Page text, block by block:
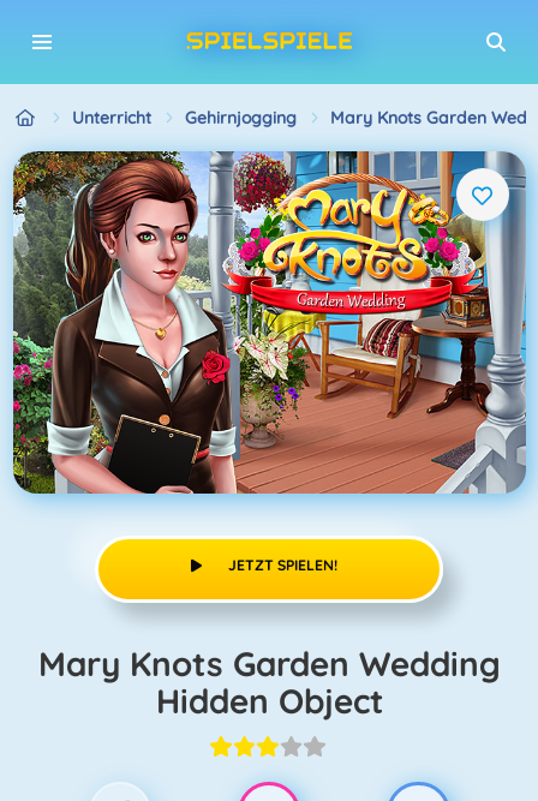
Unterricht Gehirnjogging Mary Knots Garden
JETZT SPIELEN!
Mary Knots Garden Wedding
Hidden Object